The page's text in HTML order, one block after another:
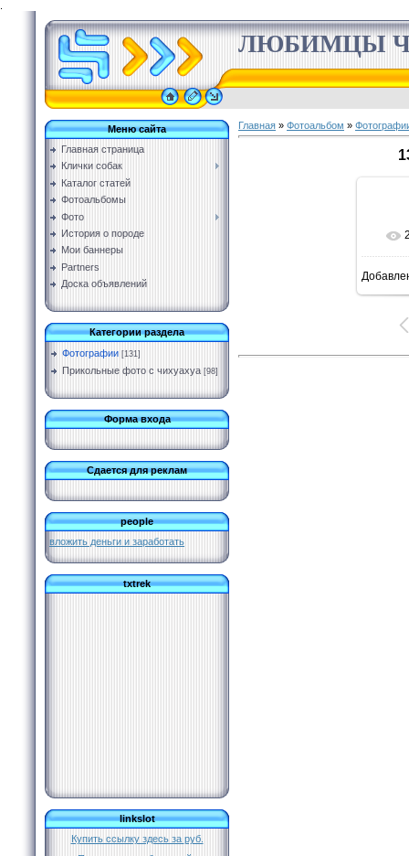
ЛЮБИМЦЫ
Меню сайта
Главная страница
Клички собак
Каталог статей
Фотоальбомы
Фото
История о породе
Мои баннеры
Partners
Доска объявлений
Категории раздела
Фотографии [131]
Прикольные фото с чихуахуа [98]
Форма входа
Сдается для реклам
people
вложить деньги и заработать
txtrek
linkslot
Купить ссылку здесь за руб.
Главная » Фотоальбом »